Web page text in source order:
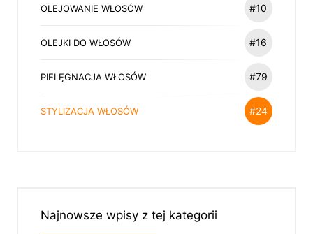
OLEJOWANIE WŁOSÓW #10
OLEJKI DO WŁOSÓW #16
PIELĘGNACJA WŁOSÓW #79
STYLIZACJA WŁOSÓW #24
Najnowsze wpisy z tej kategorii